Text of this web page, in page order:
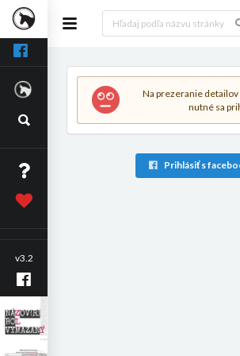
v3.2
Na prezeranie
nutné sa
Prihlásiť s